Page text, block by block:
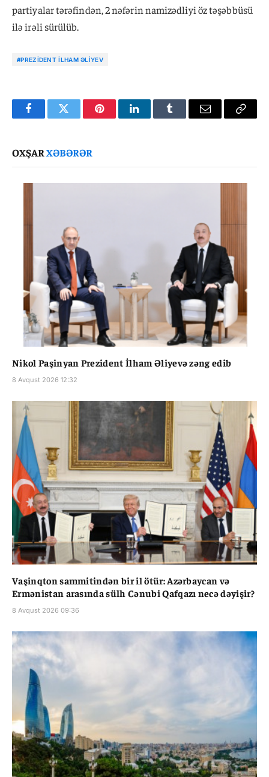
partiyalar tərəfindən, 2 nəfərin namizədliyi öz təşəbbüsü
ilə irəli sürülüb.
#PREZIDENT İLHAM ƏLIYEV
FacebookTwitter PinterestLinkedInTumblr Email
Copy
OXŞARXƏBƏRƏR
Nikol Paşinyan Prezident İlham Əliyevə zəng edib
8 Avqust 2026 12:32
Vaşinqton sammitindən bir il ötür: Azərbaycan və
Ermənistan arasında sülh Cənubi Qafqazı necə dəyişir?
8 Avqust 2026 09:36